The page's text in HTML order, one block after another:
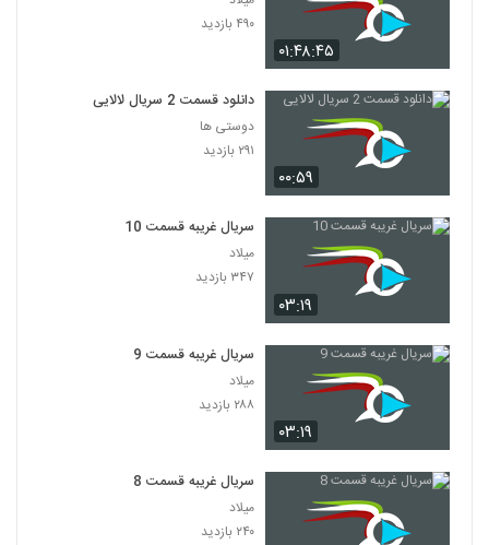
۰۱:۴۸:۴۵
۴۹۰ بازدید
۰۰:۵۹
دانلود قسمت 2 سریال لالایی
دوستی ها
۲۹۱ بازدید
۰۳:۱۹
سریال غریبه قسمت 10
میلاد
۳۴۷ بازدید
۰۳:۱۹
سریال غریبه قسمت 9
میلاد
۲۸۸ بازدید
سریال غریبه قسمت 8
میلاد
۲۴۰ بازدید